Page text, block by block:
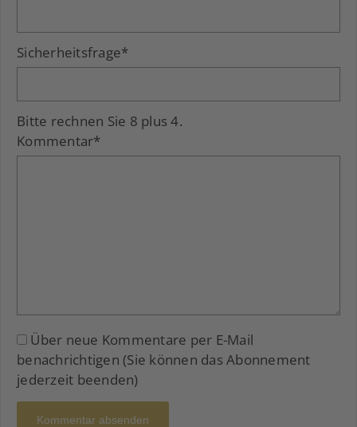
Sicherheitsfrage*
Bitte rechnen Sie 8 plus 4.
Kommentar*
Über neue Kommentare per E-Mail
benachrichtigen (Sie können das Abonnement
jederzeit beenden)
Kommentar absenden